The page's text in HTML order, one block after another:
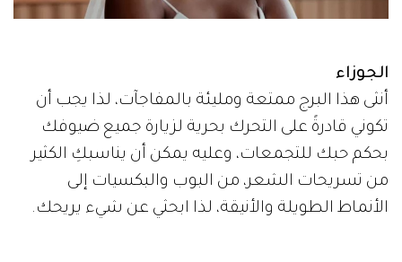
الجوزاء
أنثى هذا البرج ممتعة ومليئة بالمفاجآت، لذا يجب أن
تكوني قادرةً على التحرك بحرية لزيارة جميع ضيوفك
بحكم حبك للتجمعات، وعليه يمكن أن يناسبكِ الكثير
من تسريحات الشعر، من البوب والبكسيات إلى
الأنماط الطويلة والأنيقة، لذا ابحثي عن شيء يريحك.